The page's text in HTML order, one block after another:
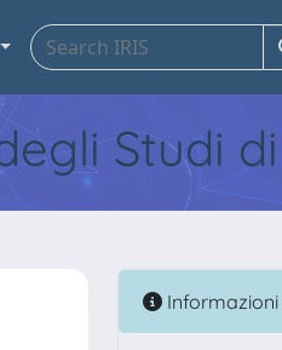
Studi
Informazioni